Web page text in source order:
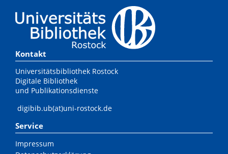
Kontakt
Universitätsbibliothek Rostock
Digitale Bibliothek
und Publikationsdienste
digibib.ub(at)uni-rostock.de
Service
Impressum